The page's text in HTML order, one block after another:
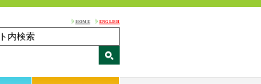
HOME ENGLISH